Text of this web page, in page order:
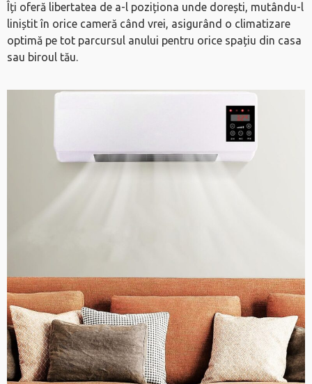
Îți oferă libertatea de a-l poziționa unde dorești, mutându-l
liniștit în orice cameră când vrei, asigurând o climatizare
optimă pe tot parcursul anului pentru orice spațiu din casa
sau biroul tău.